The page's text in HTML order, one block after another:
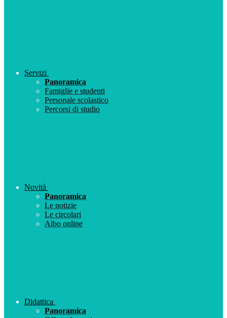
Servizi
Panoramica
Famiglie e studenti
Personale scolastico
Percorsi di studio
Novità
Panoramica
Le notizie
Le circolari
Albo online
Didattica
Panoramica